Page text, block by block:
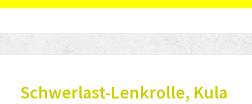
Schwerlast-Lenkrolle, Kula